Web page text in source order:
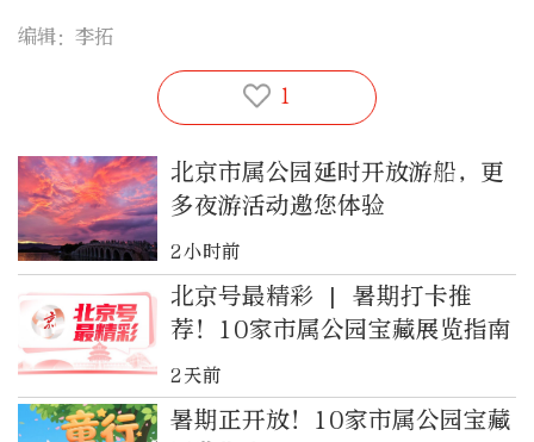
编辑：李拓
1
北京市属公园延时开放游船，更
多夜游活动邀您体验
2小时前
北京号最精彩 | 暑期打卡推
荐！10家市属公园宝藏展览指南
2天前
暑期正开放！10家市属公园宝藏